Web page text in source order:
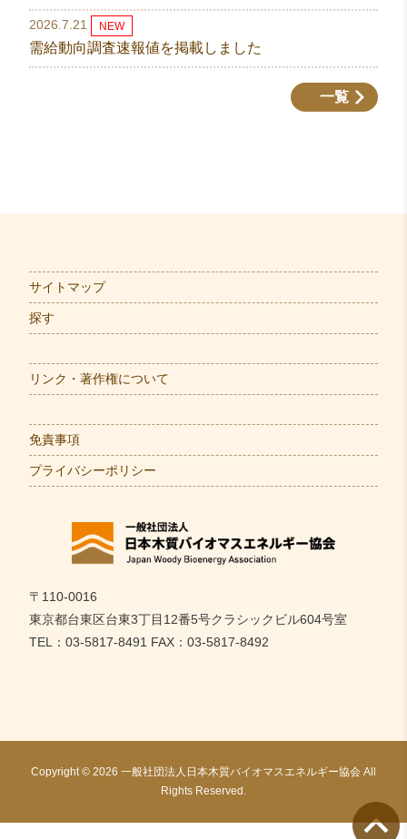
2026.7.21 NEW
需給動向調査速報値を掲載しました
一覧
サイトマップ
探す
リンク・著作権について
免責事項
プライバシーポリシー
〒110-0016
東京都台東区台東3丁目12番5号クラシックビル604号室
TEL：03-5817-8491 FAX：03-5817-8492
Copyright © 2026 一般社団法人日本木質バイオマスエネルギー協会 All
Rights Reserved.